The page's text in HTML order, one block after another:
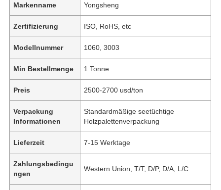
Markenname Yongsheng
Zertifizierung ISO, RoHS, etc
Modellnummer 1060, 3003
Min Bestellmenge 1 Tonne
Preis 2500-2700 usd/ton
Verpackung
Informationen
Standardmäßige seetüchtige
Holzpalettenverpackung
Lieferzeit 7-15 Werktage
Zahlungsbedingu
ngen
Western Union, T/T, D/P, D/A, L/C